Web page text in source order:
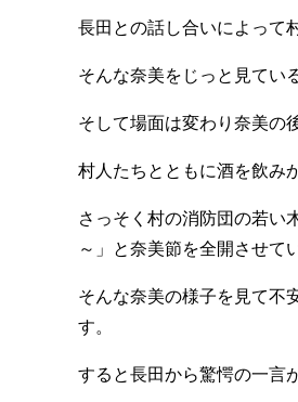
長田との話し合いによって
そんな奈美をじっと見てい
そして場面は変わり奈美の
村人たちとともに酒を飲み
さっそく村の消防団の若い
～」と奈美節を全開させて
そんな奈美の様子を見て不
す。
すると長田から驚愕の一言